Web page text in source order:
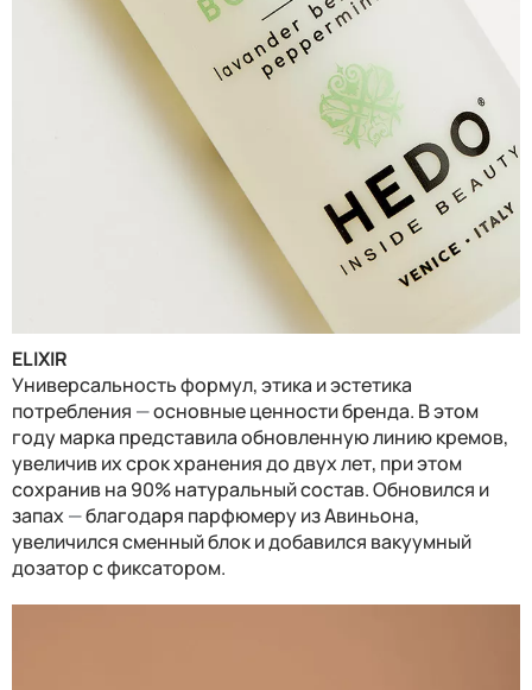
ELIXIR
Универсальность формул, этика и эстетика
потребления —основные ценности бренда. В этом
году марка представила обновленную линию кремов,
увеличив их срок хранения до двух лет, при этом
сохранив на 90% натуральный состав. Обновился и
запах—благодаря парфюмеру из Авиньона,
увеличился сменный блок и добавился вакуумный
дозатор с фиксатором.